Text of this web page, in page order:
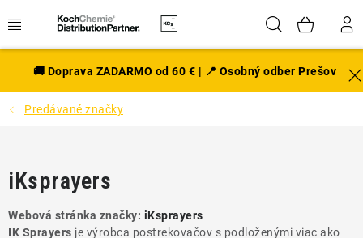
na
Hľadať
EXTERIÉR
DISKY A PNEU
PRÍSLUŠENSTVO
🚚 Doprava ZADARMO od 60 € | 📍 Osobný odber Prešov
Predávané značky
iKsprayers
Webová stránka značky: iKsprayers
IK Sprayers je výrobca postrekovačov s podloženými viac ako